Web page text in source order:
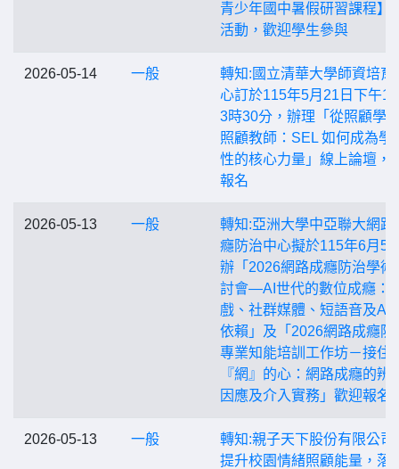
青少年國中暑假研習課程】
活動，歡迎學生參與
2026-05-14 一般
轉知:國立清華大學師資培育
心訂於115年5月21日下午1
3時30分，辦理「從照顧學
照顧教師：SEL 如何成為學
性的核心力量」線上論壇，
報名
2026-05-13 一般
轉知:亞洲大學中亞聯大網路
癮防治中心擬於115年6月5
辦「2026網路成癮防治學術
討會—AI世代的數位成癮：
戲、社群媒體、短語音及AI
依賴」及「2026網路成癮防
專業知能培訓工作坊－接住
『網』的心：網路成癮的辨
因應及介入實務」歡迎報名
2026-05-13 一般
轉知:親子天下股份有限公司
提升校園情緒照顧能量，落